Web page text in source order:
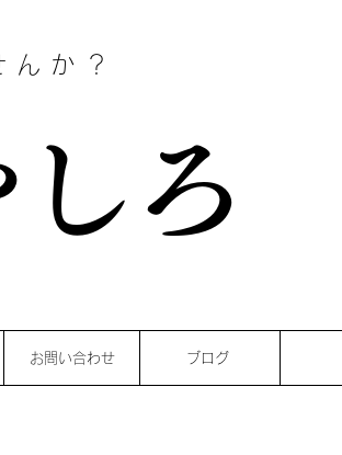
んか？
ろ
お問い合わせ ブログ